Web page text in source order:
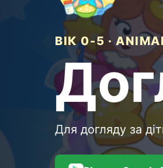
ВІК 0-5 ·
Для догляду за